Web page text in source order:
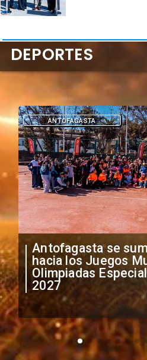
"Falta de
anuncia medidas
irregular de
extranjeros
DEPORTES
DEPORTES